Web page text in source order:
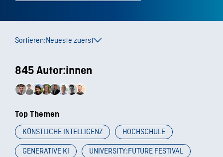
Sortieren:Neueste zuerst
845 Autor:innen
Top Themen
KÜNSTLICHE INTELLIGENZ
HOCHSCHULE
GENERATIVE KI
UNIVERSITY:FUTURE FESTIVAL